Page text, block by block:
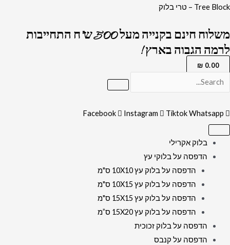
דילוג
Tree Block – טרי בלוק
משלוח חינם בקנייה מעל 500 ש"ח התחייבות
לרמה הגבוה בארץ !
0.00
₪
Facebook Instagram TiktokWhatsapp
בלוק אקרילי
הדפסה על בלוקי עץ
הדפסה על בלוק עץ 10X10 ס"מ
הדפסה על בלוק עץ 10X15 ס"מ
הדפסה על בלוק עץ 15X15 ס"מ
הדפסה על בלוק עץ 15X20 ס”מ
הדפסה על בלוק זכוכית
הדפסה על קנבס
כמות
2649
-
ברכת
צבעונית
על
זכוכית
קנבס